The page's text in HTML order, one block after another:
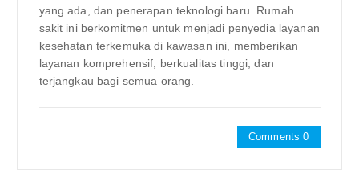
yang ada, dan penerapan teknologi baru. Rumah
sakit ini berkomitmen untuk menjadi penyedia layanan
kesehatan terkemuka di kawasan ini, memberikan
layanan komprehensif, berkualitas tinggi, dan
terjangkau bagi semua orang.
Comments 0